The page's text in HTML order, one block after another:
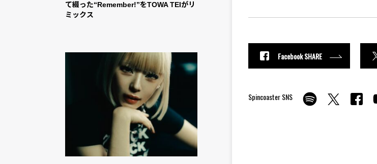
て綴った“Remember!”をTOWA TEIがリ
ミックス
Facebook SHARE
Spincoaster SNS